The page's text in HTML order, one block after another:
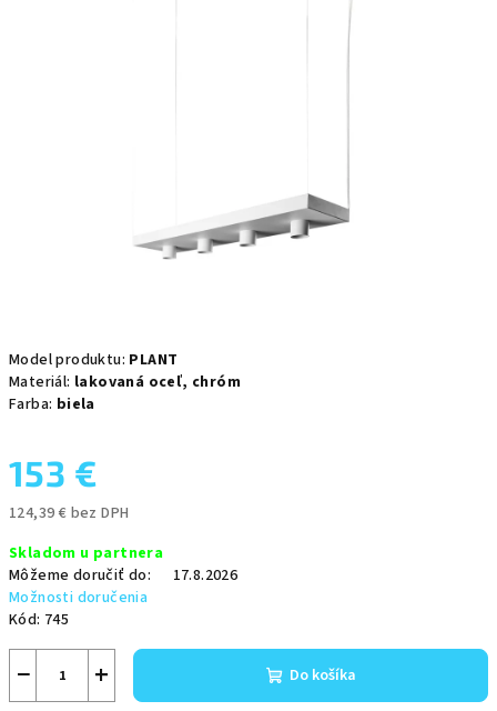
Model produktu: PLANT
Materiál: lakovaná oceľ, chróm
Farba: biela
153 €
124,39 € bez DPH
cena:
Skladom u partnera
Môžeme doručiť do:
17.8.2026
Možnosti doručenia
Kód: 745
+
− Do košíka